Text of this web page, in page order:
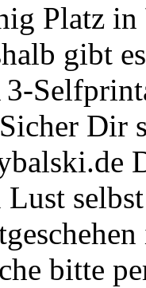
Platz in
gibt
Dir
Lust
bitte